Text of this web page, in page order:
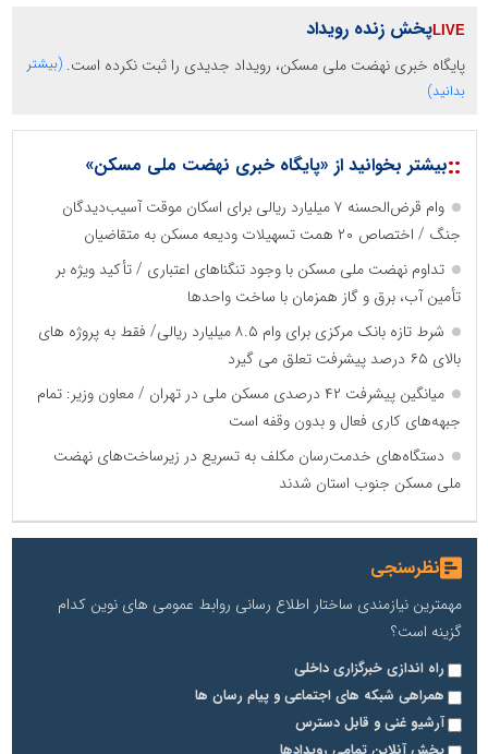
پخش زنده رویداد
پایگاه خبری نهضت ملی مسکن، رویداد جدیدی را ثبت نکرده است. (بیشتر
بدانید)
::بیشتر بخوانید از «پایگاه خبری نهضت ملی مسکن»
وام قرض‌الحسنه ۷ میلیارد ریالی برای اسکان موقت آسیب‌دیدگان
جنگ / اختصاص ۲۰ همت تسهیلات ودیعه مسکن به متقاضیان
تداوم نهضت ملی مسکن با وجود تنگناهای اعتباری / تأکید ویژه بر
تأمین آب، برق و گاز همزمان با ساخت واحدها
شرط تازه بانک مرکزی برای وام ۸.۵ میلیارد ریالی/ فقط به پروژه های
بالای ۶۵ درصد پیشرفت تعلق می گیرد
میانگین پیشرفت ۴۲ درصدی مسکن ملی در تهران / معاون وزیر: تمام
جبهه‌های کاری فعال و بدون وقفه است
دستگاه‌های خدمت‌رسان مکلف به تسریع در زیرساخت‌های نهضت
ملی مسکن جنوب استان شدند
نظرسنجی
مهمترین نیازمندی ساختار اطلاع رسانی روابط عمومی های نوین کدام
گزینه است؟
راه اندازی خبرگزاری داخلی
همراهی شبکه های اجتماعی و پیام رسان ها
آرشیو غنی و قابل دسترس